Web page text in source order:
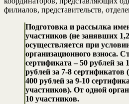
филиалов, представительств,
Подготовка и рассылка
участников (не занявших
осуществляется при
организационного взноса.
сертификата – 50 рублей за
рублей за 7-8 сертификатов
400 рублей за 9-10
участников). От одной
10 участников.